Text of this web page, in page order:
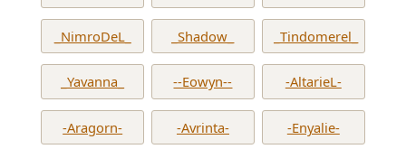
_NimroDeL_ _Shadow_ _Tindomerel_
_Yavanna_ --Eowyn-- -AltarieL-
-Aragorn- -Avrinta- -Enyalie-